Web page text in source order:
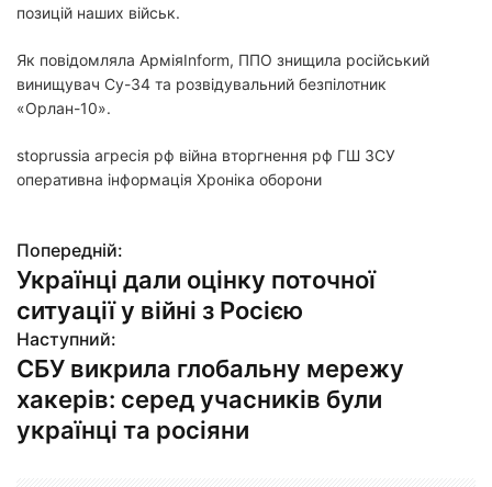
позицій наших військ.
Як повідомляла АрміяInform, ППО знищила російський
винищувач Су-34 та розвідувальний безпілотник
«Орлан-10».
stoprussia агресія рф війна вторгнення рф ГШ ЗСУ
оперативна інформація Хроніка оборони
Н
а
в
і
г
Попередній:
Українці дали оцінку поточної
ситуації у війні з Росією
Наступний:
СБУ викрила глобальну мережу
хакерів: серед учасників були
українці та росіяни